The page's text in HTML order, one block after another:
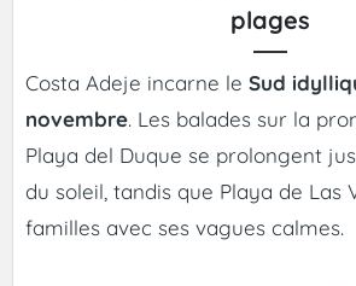
plages
Costa Adeje incarne le Sud
novembre. Les balades sur la
Playa del Duque se prolongent
du soleil, tandis que Playa de Las
familles avec ses vagues calmes.